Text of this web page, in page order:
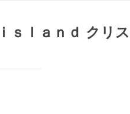
ｌａｎｄ クリ